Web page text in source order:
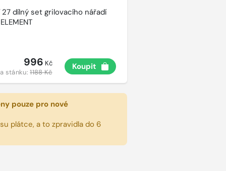
27 dílný set grilovacího nářadí
996 Kč
stánku:1188 Kč
Koupit
pouze pro nové
plátce, a to zpravidla do 6